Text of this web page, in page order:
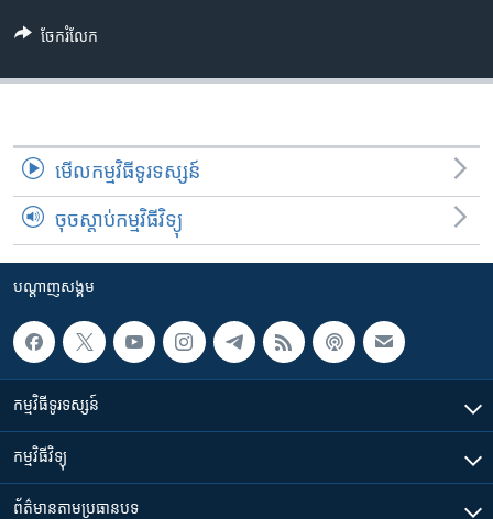
ចែករំលែក
មើល​កម្មវិធី​ទូរទស្សន៍
ចុចស្តាប់កម្មវិធីវិទ្យុ
បណ្តាញ​សង្គម
កម្មវិធី​ទូរទស្សន៍
កម្មវិធី​វិទ្យុ
ព័ត៌មាន​តាមប្រធានបទ​